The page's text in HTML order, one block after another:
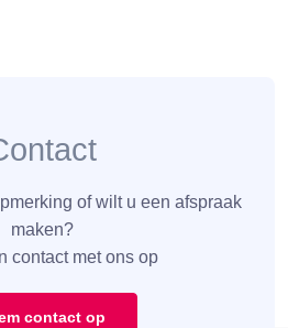
of wilt u een afspraak
maken?
contact met ons op
contact op